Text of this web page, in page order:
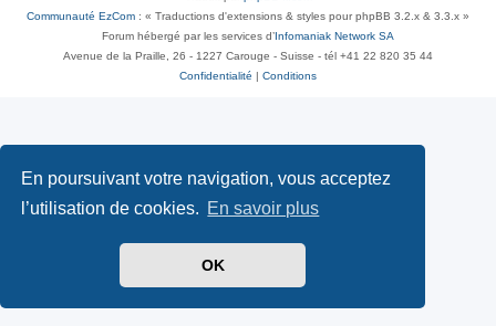
En poursuivant votre navigation, vous acceptez
l’utilisation de cookies. En savoir plus
OK
Communauté EzCom : « Traductions d'extensions & styles pour phpBB 3.2.x & 3.3.x »
Forum hébergé par les services d’ Infomaniak Network SA
Avenue de la Praille, 26 - 1227 Carouge - Suisse - tél +41 22 820 35 44
Confidentialité
Conditions